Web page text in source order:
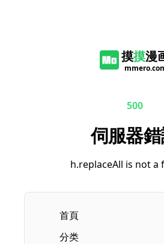
摸摸漫
500
伺服器
h.replaceAll is not a
首頁
分类